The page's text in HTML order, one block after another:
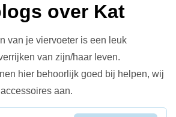
over Kat
van je viervoeter is een leuk
van zijn/haar leven.
hier behoorlijk goed bij helpen, wij
aan.